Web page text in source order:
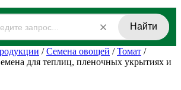
Найти
/Семена овощей /Томат /
для теплиц, пленочных укрытиях и